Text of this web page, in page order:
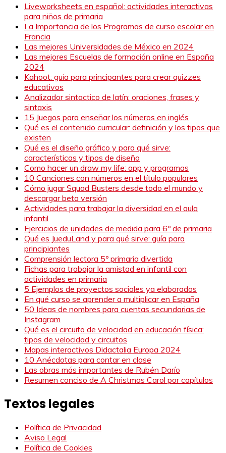
Liveworksheets en español: actividades interactivas
para niños de primaria
La Importancia de los Programas de curso escolar en
Francia
Las mejores Universidades de México en 2024
Las mejores Escuelas de formación online en España
2024
Kahoot: guía para principantes para crear quizzes
educativos
Analizador sintactico de latín: oraciones, frases y
sintaxis
15 Juegos para enseñar los números en inglés
Qué es el contenido curricular: definición y los tipos que
existen
Qué es el diseño gráfico y para qué sirve:
características y tipos de diseño
Como hacer un draw my life: app y programas
10 Canciones con números en el título populares
Cómo jugar Squad Busters desde todo el mundo y
descargar beta versión
Actividades para trabajar la diversidad en el aula
infantil
Ejercicios de unidades de medida para 6º de primaria
Qué es JueduLand y para qué sirve: guía para
principiantes
Comprensión lectora 5º primaria divertida
Fichas para trabajar la amistad en infantil con
actividades en primaria
5 Ejemplos de proyectos sociales ya elaborados
En qué curso se aprender a multiplicar en España
50 Ideas de nombres para cuentas secundarias de
Instagram
Qué es el circuito de velocidad en educación física:
tipos de velocidad y circuitos
Mapas interactivos Didactalia Europa 2024
10 Anécdotas para contar en clase
Las obras más importantes de Rubén Darío
Resumen conciso de A Christmas Carol por capítulos
Textos legales
Política de Privacidad
Aviso Legal
Política de Cookies